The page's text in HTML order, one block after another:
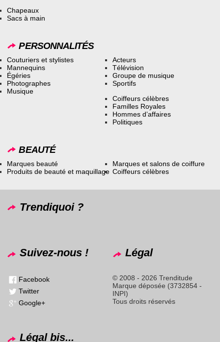
Chapeaux
Sacs à main
PERSONNALITÉS
Couturiers et stylistes
Mannequins
Égéries
Photographes
Musique
Acteurs
Télévision
Groupe de musique
Sportifs
Coiffeurs célèbres
Familles Royales
Hommes d’affaires
Politiques
BEAUTÉ
Marques beauté
Produits de beauté et maquillage
Marques et salons de coiffure
Coiffeurs célèbres
Trendiquoi ?
Suivez-nous !
Facebook
Twitter
Google+
Légal
© 2008 - 2026 Trenditude
Marque déposée (3732854 -
INPI)
Tous droits réservés
Légal bis...